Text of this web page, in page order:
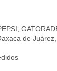
de Juárez,